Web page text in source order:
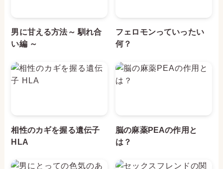
男に甘える方法～ 馴れ合
い編 ～
フェロモンっていったい
何？
相性のカギを握る遺伝子
HLA
脳の麻薬PEAの作用と
は？